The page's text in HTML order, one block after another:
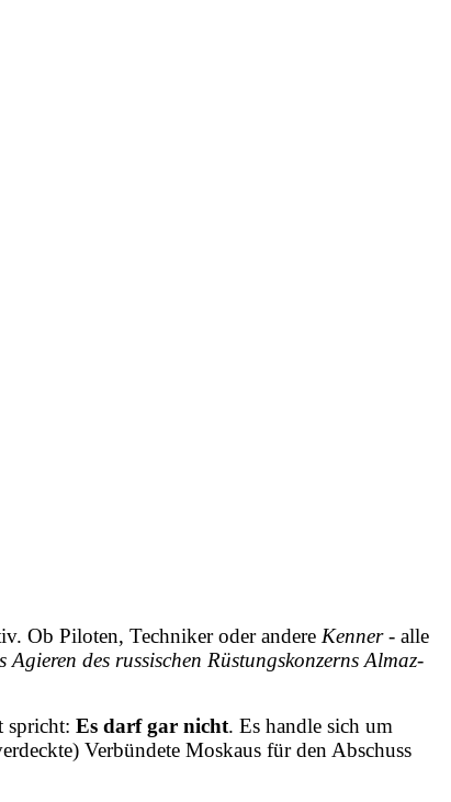
Ob Piloten, Techniker oder andere Kenner- alle
Agieren des russischen Rüstungskonzerns Almaz-
spricht: Es darf gar nicht. Es handle sich um
Verbündete Moskaus für den Abschuss